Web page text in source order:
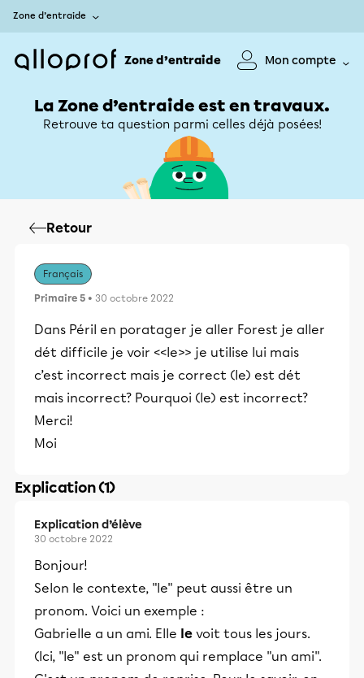
Zone d’entraide
Zone d’entraide Mon compte
La Zone d’entraide est en travaux.
Retrouve ta question parmi celles déjà posées!
Retour
Français
Primaire 5 • 30 octobre 2022
Dans Péril en poratager je aller Forest je aller
dét difficile je voir <<le>> je utilise lui mais
c’est incorrect mais je correct (le) est dét
mais incorrect? Pourquoi (le) est incorrect?
Merci!
Moi
Explication (1)
Explication d’élève
30 octobre 2022
Bonjour!
Selon le contexte, "le" peut aussi être un
pronom. Voici un exemple :
Gabrielle a un ami. Elle le voit tous les jours.
(Ici, "le" est un pronom qui remplace "un ami".